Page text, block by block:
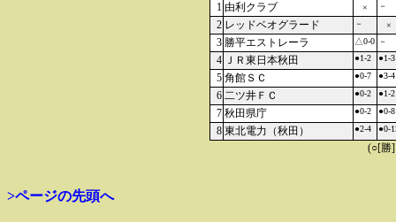
1 由利クラブ × －
2 レッドベオグラード － ×
3 勝平エストレーラ △0-0 －
4 ＪＲ東日本秋田 ●1-2 ●1-3
5 角館ＳＣ ●0-7 ●3-4
6 二ツ井ＦＣ ●0-2 ●1-2
7 秋田県庁 ●0-2 ●0-8
8 東北電力（秋田） ●2-4 ●0-
(○[勝
>ページの先頭へ